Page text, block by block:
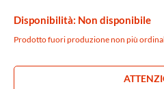
Disponibilità: Non disponibile
Prodotto fuori produzione non più